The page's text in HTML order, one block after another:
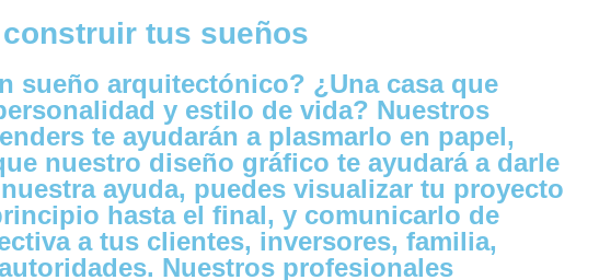
tus sueños
sueño arquitectónico? ¿Una casa que
y estilo de vida? Nuestros
te ayudarán a plasmarlo en papel,
nuestro diseño gráfico te ayudará a darle
ayuda, puedes visualizar tu proyecto
hasta el final, y comunicarlo de
a tus clientes, inversores, familia,
Nuestros profesionales